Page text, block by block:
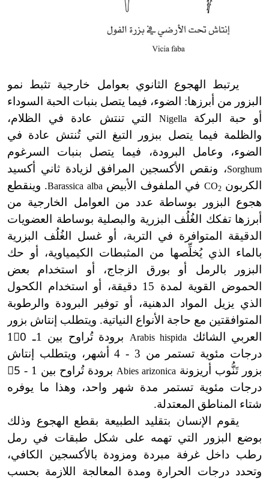
يرتبط الهجوع الثانوي بعوامل خارجية تثبط نمو
البزور من أبرزها: الضوء، فيما يتصل بنبات الحبة السوداء
أو حبة البركة
Nigella
التي تنتش عادة في الظلام،
والظلمة فيما يتصل ببزور التبغ التي تُنتش عادة في
الضوء، وعامل البرودة، فيما يتصل بنبات السرغوم
Sorghum، ونقص الأكسجين المرافق لزيادة ثاني أكسيد
الكربون CO2 في الملفوف الأبيض Barassica alba. وينقطع
هجوع البزور بوساطة عدد من العوامل الخارجية من
أبرزها تفكك الغُلُف البزرية والبصلية بوساطة العضويات
الدقيقة المتوافرة في التربة، أو غسل الغُلُف البزرية
بالماء الذي يُخلِّصها من المثبطات الكيمياوية، أو حك
البزور بالرمل أو بورق الزجاج، أو استخدام بعض
الحموض القوية لمدة 15 دقيقة، أو استخدام الكحول
الذي يزيل المواد الدهنية، أو توفير البرودة والرطوبة
المتوافقتين مع حاجة الأنواع النياتية. ويتطلب إنتاش بزور
العربي الشائك
Arabis hispida
برودة تُراوح بين 1ـ 10ْ
درجات مئوية تستمر من 3 - 4 أشهر، ويتطلب إنتاش
بزور تَنُّوب أريزونة Abies arizonica
برودة تُراوح بين 1 - 5ْ
درجات مئوية تستمر مدة شهر واحد، وهذا ما يوفره
شتاء المناطق المعتدلة.
يقوم الإنسان بتقليد الطبيعة بقطع الهجوع وذلك
بوضع البزور التي تهمه على شكل طبقات في رمل
رطب داخل غرفة مبردة ومزودة بالأكسجين الكافي،
وتحدد درجات الحرارة ومدة المعالجة اللازمة بحسب